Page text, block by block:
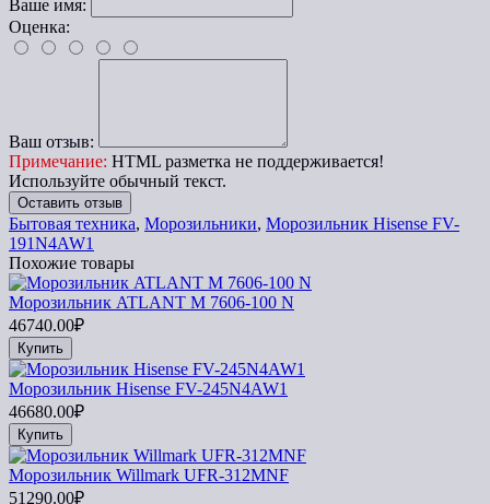
Ваше имя:
Оценка:
Ваш отзыв:
Примечание: HTML разметка не поддерживается!
Используйте обычный текст.
Оставить отзыв
Бытовая техника, Морозильники, Морозильник Hisense FV-
191N4AW1
Похожие товары
Морозильник ATLANT M 7606-100 N
46740.00₽
Купить
Морозильник Hisense FV-245N4AW1
46680.00₽
Купить
Морозильник Willmark UFR-312MNF
51290.00₽